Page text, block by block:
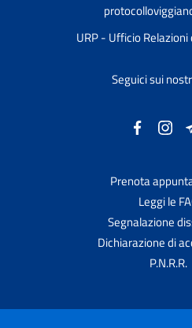
URP - Ufficio
Seguici sui
Prenota
Leggi le
Segnalazione
Dichiarazione di
P.N.R.R.